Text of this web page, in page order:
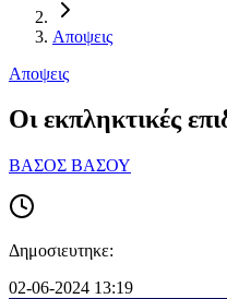
Αποψεις
Αποψεις
Οι εκπληκτικές
ΒΑΣΟΣ ΒΑΣΟΥ
Δημοσιευτηκε:
02-06-2024 13:19